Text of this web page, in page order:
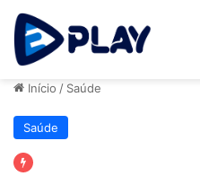
Início / Saúde
Saúde